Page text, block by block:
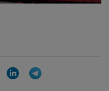
WhatsAppLinkedIn